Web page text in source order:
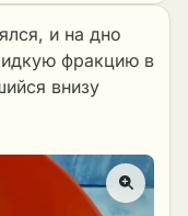
и на дно
фракцию в
внизу